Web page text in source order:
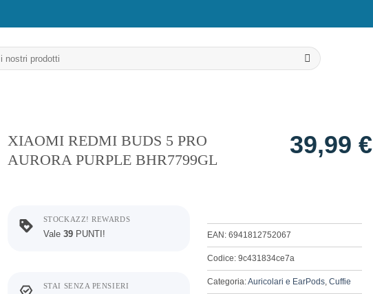
XIAOMI REDMI BUDS 5 PRO
AURORA PURPLE BHR7799GL
39,99 €
STOCKAZZ! REWARDS
Vale 39 PUNTI!
STAI SENZA PENSIERI
EAN: 6941812752067
Codice: 9c431834ce7a
Categoria:Auricolari e EarPods Cuffie